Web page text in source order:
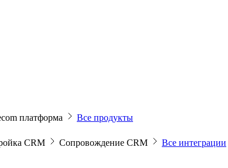
платформа Все продукты
CRM Сопровождение CRM Все интеграции